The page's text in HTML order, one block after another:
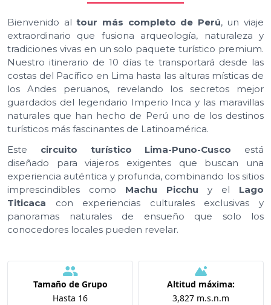
Bienvenido altour más completo de Perú, un viaje
extraordinario que fusiona arqueología, naturaleza y
tradiciones vivas en un solo paquete turístico premium.
Nuestro itinerario de 10 días te transportará desde las
costas del Pacífico en Lima hasta las alturas místicas de
los Andes peruanos, revelando los secretos mejor
guardados del legendario Imperio Inca y las maravillas
naturales que han hecho de Perú uno de los destinos
turísticos más fascinantes de Latinoamérica.
Este circuito turístico Lima-Puno-Cusco está
diseñado para viajeros exigentes que buscan una
experiencia auténtica y profunda, combinando los sitios
imprescindibles como Machu Picchu y el Lago
Titicaca con experiencias culturales exclusivas y
panoramas naturales de ensueño que solo los
conocedores locales pueden revelar.
Tamaño de Grupo
Hasta 16
Altitud máxima:
3,827 m.s.n.m